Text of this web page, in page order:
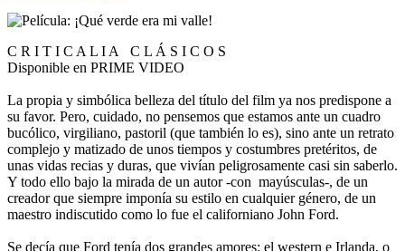
C R I T I C A L I A C L Á S I C O S
Disponible en PRIME VIDEO
La propia y simbólica belleza del título del film ya nos predispone a
su favor. Pero, cuidado, no pensemos que estamos ante un cuadro
bucólico, virgiliano, pastoril (que también lo es), sino ante un retrato
complejo y matizado de unos tiempos y costumbres pretéritos, de
unas vidas recias y duras, que vivían peligrosamente casi sin saberlo.
Y todo ello bajo la mirada de un autor -con mayúsculas-, de un
creador que siempre imponía su estilo en cualquier género, de un
maestro indiscutido como lo fue el californiano John Ford.
Se decía que Ford tenía dos grandes amores: el western e Irlanda, o